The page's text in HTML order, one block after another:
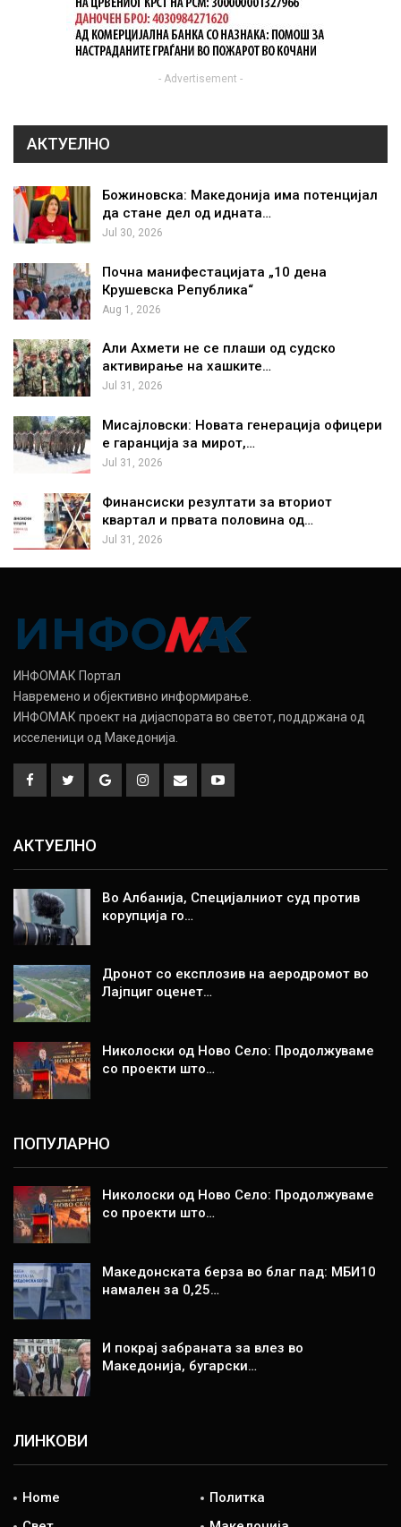
- Advertisement -
АКТУЕЛНО
Божиновска: Македонија има потенцијал
да стане дел од идната…
Jul 30, 2026
Почна манифестацијата „10 дена
Крушевска Република“
Aug 1, 2026
Али Ахмети не се плаши од судско
активирање на хашките…
Jul 31, 2026
Мисајловски: Новата генерација офицери
е гаранција за мирот,…
Jul 31, 2026
Финансиски резултати за вториот
квартал и првата половина од…
Jul 31, 2026
ИНФОМАК Портал
Навремено и објективно информирање.
ИНФОМАК проект на дијаспората во светот, поддржана од
исселеници од Македонија.
АКТУЕЛНО
Во Албанија, Специјалниот суд против
корупција го…
Дронот со експлозив на аеродромот во
Лајпциг оценет…
Николоски од Ново Село: Продолжуваме
со проекти што…
ПОПУЛАРНО
Николоски од Ново Село: Продолжуваме
со проекти што…
Македонската берза во благ пад: МБИ10
намален за 0,25…
И покрај забраната за влез во
Македонија, бугарски…
ЛИНКОВИ
Home
Политка